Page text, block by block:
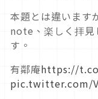
本題とは違いま
note、楽しく拝見
す。
有鄰庵https://
pic.twitter.com/